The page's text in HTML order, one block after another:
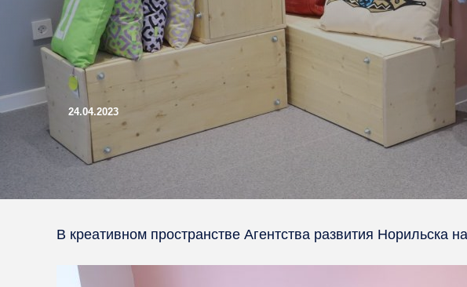
24.04.2023
В креативном пространстве Агентства развития Норильска